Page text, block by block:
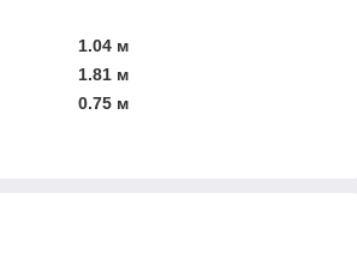
1.04 м
1.81 м
0.75 м